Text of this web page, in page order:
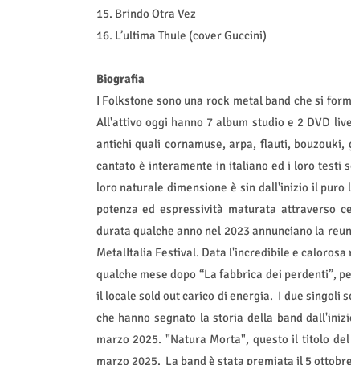
15. Brindo Otra Vez
16. L’ultima Thule (cover Guccini)
Biografia
I Folkstone sono una rock metal band che si
All'attivo oggi hanno 7 album studio e 2 DVD
antichi quali cornamuse, arpa, flauti,
cantato è interamente in italiano ed i loro testi
loro naturale dimensione è sin dall'inizio il
potenza ed espressività maturata attraverso
durata qualche anno nel 2023 annunciano la
MetalItalia Festival. Data l'incredibile e calorosa
qualche mese dopo “La fabbrica dei perdenti”,
il locale sold out carico di energia. I due singoli
che hanno segnato la storia della band
marzo 2025. "Natura Morta", questo il titolo
marzo 2025. La band è stata premiata il 5